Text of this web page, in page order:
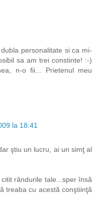
personalitate si ca mi-
sa am trei constinte! :-)
n-o fii... Prietenul meu
la 18:41
ştiu un lucru, ai un simţ al
rândurile tale...sper însă
treaba cu acestă conştiinţă